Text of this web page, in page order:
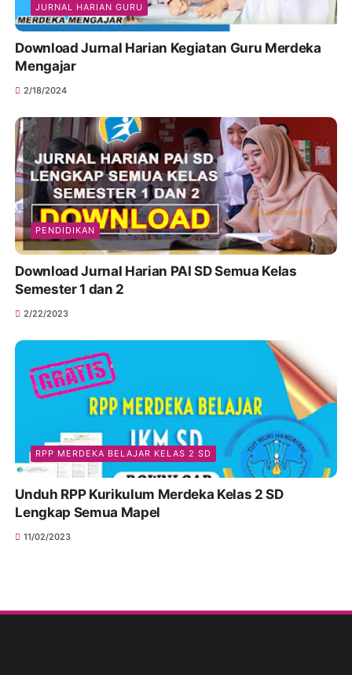
JURNAL HARIAN GURU
Download Jurnal Harian Kegiatan Guru Merdeka
Mengajar
2/18/2024
PENDIDIKAN
Download Jurnal Harian PAI SD Semua Kelas
Semester 1 dan 2
2/22/2023
RPP MERDEKA BELAJAR KELAS 2 SD
Unduh RPP Kurikulum Merdeka Kelas 2 SD
Lengkap Semua Mapel
11/02/2023